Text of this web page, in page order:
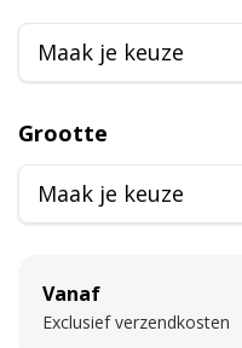
Grootte
Vanaf
Exclusief verzendkosten
l
e
n
t